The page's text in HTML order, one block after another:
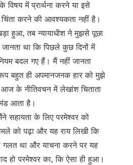
विषय में प्रार्थना करने या इसे
करने की आवश्यकता नहीं है।
हुआ, तब न्यायाधीश ने मुझसे पूछा
था कि पिछले कुछ दिनों में
बदल गए हैं। मैं नहीं जानता
बहुत ही अपमानजनक हार को मुझे
के नीतिवचन में लेखांश चिताता
आता है।
सहायता के लिए परमेश्वर को
को पढ़ा और यह राय लिखी कि
गलत था और याचना करने पर यह
हो परमेश्वर का, कि ऐसा ही हुआ।